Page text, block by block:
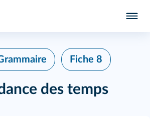
Fiche 8
des temps